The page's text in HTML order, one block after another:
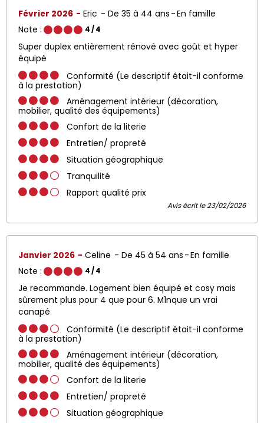
Février 2026 Eric De 35 à 44 ans
En famille
Note :
4/ 4
Super duplex entièrement rénové avec goût et hyper
équipé
Conformité (Le descriptif était-il conforme
à la prestation)
Aménagement intérieur (décoration,
mobilier, qualité des équipements)
Confort de la literie
Entretien/ propreté
Situation géographique
Tranquilité
Rapport qualité prix
Avis écrit le 23/02/2026
Janvier 2026 Celine De 45 à 54 ans
En famille
Note :
4/ 4
Je recommande. Logement bien équipé et cosy mais
sûrement plus pour 4 que pour 6. M1nque un vrai
canapé
Conformité (Le descriptif était-il conforme
à la prestation)
Aménagement intérieur (décoration,
mobilier, qualité des équipements)
Confort de la literie
Entretien/ propreté
Situation géographique